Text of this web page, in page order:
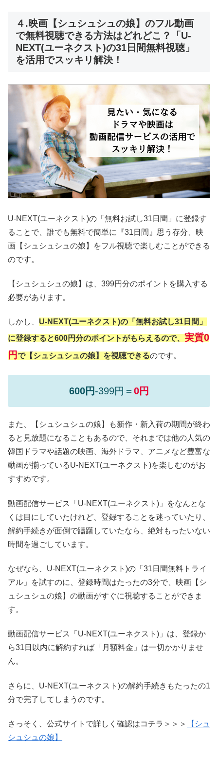
４.映画【シュシュシュの娘】のフル動画
で無料視聴できる方法はどれどこ？「U-
NEXT(ユーネクスト)の31日間無料視聴」
を活用でスッキリ解決！
U-NEXT(ユーネクスト)の「無料お試し31日間」に登録す
ることで、誰でも無料で簡単に『31日間』思う存分、映
画【シュシュシュの娘】をフル視聴で楽しむことができる
のです。
【シュシュシュの娘】は、399円分のポイントを購入する
必要があります。
しかし、 U-NEXT(ユーネクスト)の「無料お試し31日間」
に登録すると600円分のポイントがもらえるので、 実質0
円で【シュシュシュの娘】を視聴できるのです。
600円-399円＝0円
また、【シュシュシュの娘】も新作・新入荷の期間が終わ
ると見放題になることもあるので、それまでは他の人気の
韓国ドラマや話題の映画、海外ドラマ、アニメなど豊富な
動画が揃っているU-NEXT(ユーネクスト)を楽しむのがお
すすめです。
動画配信サービス「U-NEXT(ユーネクスト)」をなんとな
くは目にしていたけれど、登録することを迷っていたり、
解約手続きが面倒で躊躇していたなら、絶対もったいない
時間を過ごしています。
なぜなら、U-NEXT(ユーネクスト)の「31日間無料トライ
アル」を試すのに、登録時間はたったの3分で、映画【シ
ュシュシュの娘】の動画がすぐに視聴することができま
す。
動画配信サービス「U-NEXT(ユーネクスト)」は、登録か
ら31日以内に解約すれば「月額料金」は一切かかりませ
ん。
さらに、U-NEXT(ユーネクスト)の解約手続きもたったの1
分で完了してしまうのです。
さっそく、公式サイトで詳しく確認はコチラ＞＞＞
【シュ
シュシュの娘】